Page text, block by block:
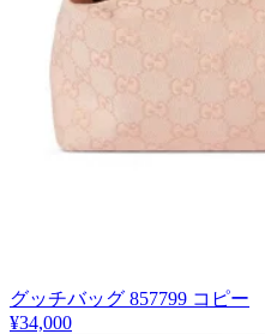
グッチバッグ 857799 コピー
¥34,000